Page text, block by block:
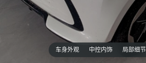
车身外观 中控内饰 局部细节